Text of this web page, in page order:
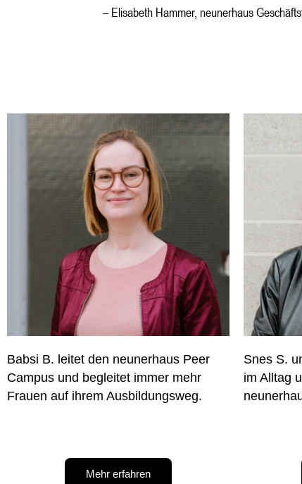
– Elisabeth Hammer, neunerhaus
Babsi B. leitet den neunerhaus Peer
Campus und begleitet immer mehr
Frauen auf ihrem Ausbildungsweg.
Mehr erfahren
Snes S.
im Alltag